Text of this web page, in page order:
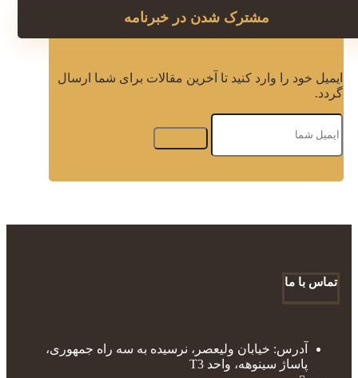
مشترک شدن در خبرنامه
ایمیل خود را وارد کنید تا آخرین مقالات برای شما ارسال
گردد.
تماس با ما
آدرس: خیابان ولیعصر، نرسیده به سه راه جمهوری،
پاساژ سینوهه، واحد T3